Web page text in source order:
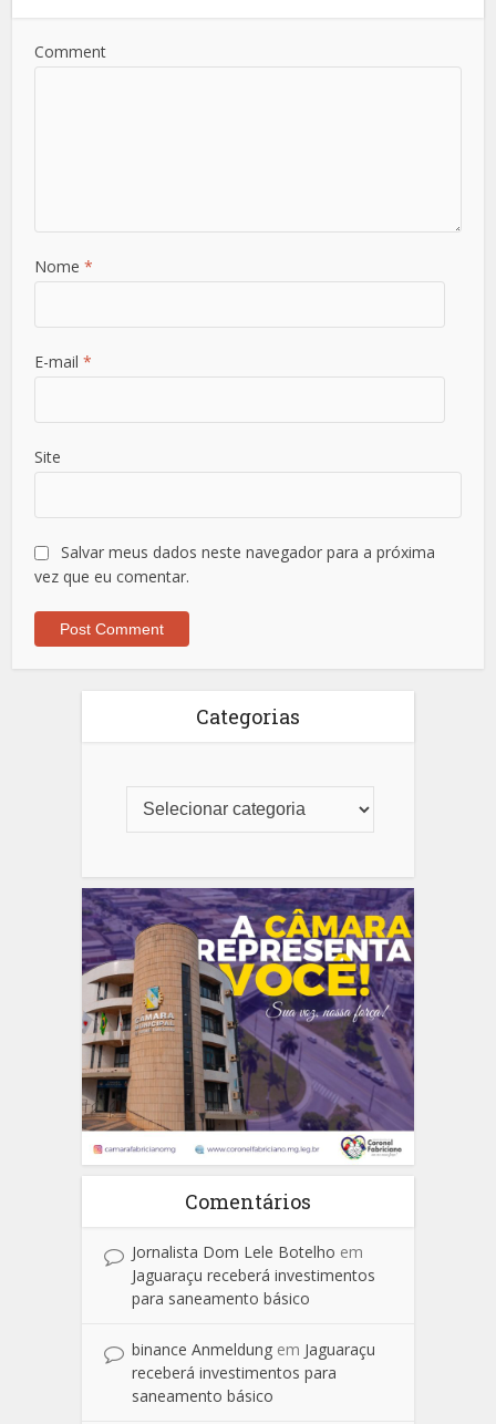
Comment
Nome*
E-mail*
Site
Salvar meus dados neste navegador para a próxima
vez que eu comentar.
Categorias
Comentários
Jornalista Dom Lele Botelho em
Jaguaraçu receberá investimentos
para saneamento básico
binance Anmeldung em Jaguaraçu
receberá investimentos para
saneamento básico